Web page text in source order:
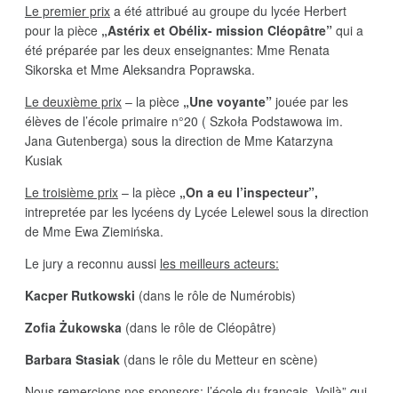
Le premier prixa été attribué au groupe du lycée Herbert
pour la pièce „Astérix et Obélix- mission Cléopâtre”qui a
été préparée par les deux enseignantes: Mme Renata
Sikorska et Mme Aleksandra Poprawska.
Le deuxième prix– la pièce „Une voyante”jouée par les
élèves de l’école primaire n°20 ( Szkoła Podstawowa im.
Jana Gutenberga) sous la direction de Mme Katarzyna
Kusiak
Le troisième prix– la pièce „On a eu l’inspecteur”,
intrepretée par les lycéens dy Lycée Lelewel sous la direction
de Mme Ewa Ziemińska.
Le jury a reconnu aussi les meilleurs acteurs:
Kacper Rutkowski (dans le rôle de Numérobis)
Zofia Żukowska (dans le rôle de Cléopâtre)
Barbara Stasiak(dans le rôle du Metteur en scène)